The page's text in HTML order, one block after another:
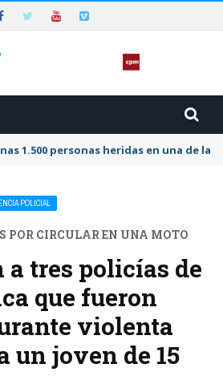
1.500 personas heridas en una de
POLICIAL
POR CIRCULAR EN UNA MOTO
a tres policías de
que fueron
violenta
un joven de 15